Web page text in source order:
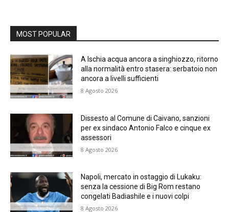
MOST POPULAR
A Ischia acqua ancora a singhiozzo, ritorno
alla normalità entro stasera: serbatoio non
ancora a livelli sufficienti
8 Agosto 2026
Dissesto al Comune di Caivano, sanzioni
per ex sindaco Antonio Falco e cinque ex
assessori
8 Agosto 2026
Napoli, mercato in ostaggio di Lukaku:
senza la cessione di Big Rom restano
congelati Badiashile e i nuovi colpi
8 Agosto 2026